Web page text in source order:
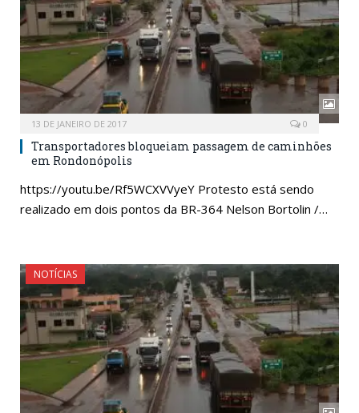
13 DE JANEIRO DE 2017 0
Transportadores bloqueiam passagem de caminhões
em Rondonópolis
https://youtu.be/Rf5WCXVVyeY Protesto está sendo
realizado em dois pontos da BR-364 Nelson Bortolin /…
NOTÍCIAS